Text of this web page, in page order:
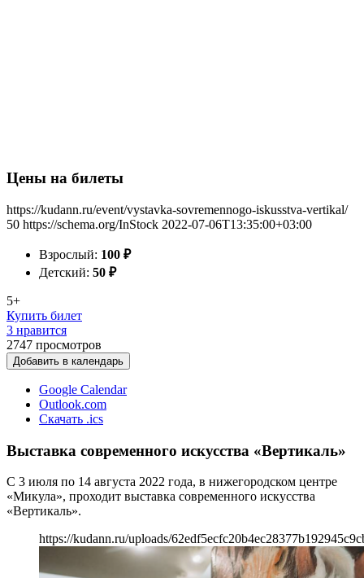
Цены на билеты
https://kudann.ru/event/vystavka-sovremennogo-iskusstva-vertikal/
50 https://schema.org/InStock 2022-07-06T13:35:00+03:00
Взрослый: 100 ₽
Детский: 50 ₽
5+
Купить билет
3 нравится
2747 просмотров
Добавить в календарь
Google Calendar
Outlook.com
Скачать .ics
Выставка современного искусства «Вертикаль»
С 3 июля по 14 августа 2022 года, в нижегородском центре
«Микула», проходит выставка современного искусства
«Вертикаль».
https://kudann.ru/uploads/